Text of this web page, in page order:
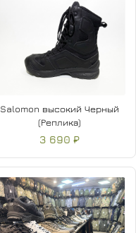
Salomon высокий Черный
(Реплика)
3 690 ₽